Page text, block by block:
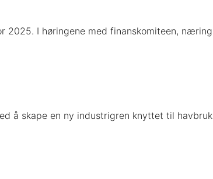
I høringene med finanskomiteen,
å skape en ny industrigren knyttet til